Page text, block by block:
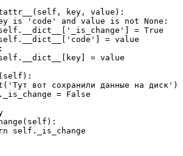
key, value):
is 'code' and value is not None:
= True
= value
= value
вот сохранили данные на диск')
= False
self._is_change